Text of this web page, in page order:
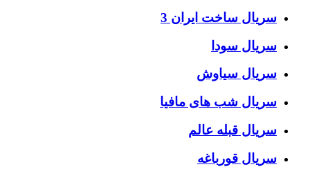
سریال ساخت ایران 3
سریال سودا
سریال سیاوش
سریال شب های مافیا
سریال قبله عالم
سریال قورباغه